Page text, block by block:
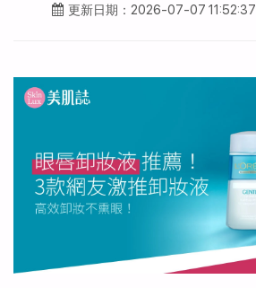
更新日期：2026-07-07 11:52:37